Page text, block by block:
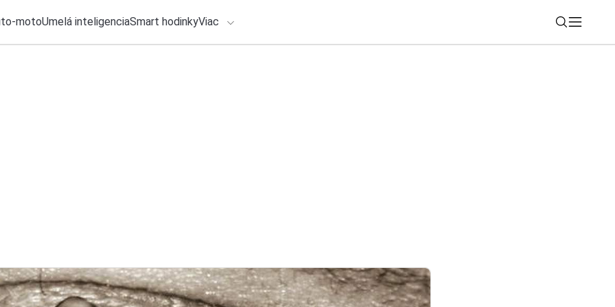
motoUmelá inteligenciaSmart hodinkyViac